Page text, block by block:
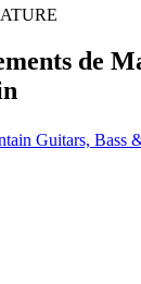
de
Guitars, Bass